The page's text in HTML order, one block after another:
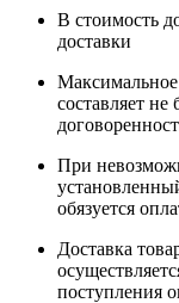
В стоимость
доставки
Максимальное
составляет
При
обязуется
Доставка
поступления